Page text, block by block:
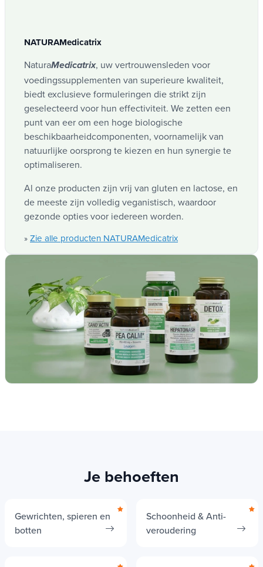
NATURAMedicatrix
NaturaMedicatrix, uw vertrouwensleden voor
voedingssupplementen van superieure kwaliteit,
biedt exclusieve formuleringen die strikt zijn
geselecteerd voor hun effectiviteit. We zetten een
punt van eer om een hoge biologische
beschikbaarheidcomponenten, voornamelijk van
natuurlijke oorsprong te kiezen en hun synergie te
optimaliseren.
Al onze producten zijn vrij van gluten en lactose, en
de meeste zijn volledig veganistisch, waardoor
gezonde opties voor iedereen worden.
»Zie alle producten NATURAMedicatrix
Gewrichten, spieren en
Schoonheid & Anti-